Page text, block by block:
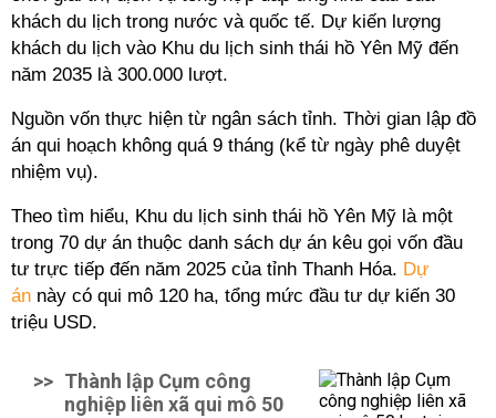
khách du lịch trong nước và quốc tế. Dự kiến lượng
khách du lịch vào Khu du lịch sinh thái hồ Yên Mỹ đến
năm 2035 là 300.000 lượt.
Nguồn vốn thực hiện từ ngân sách tỉnh. Thời gian lập đồ
án qui hoạch không quá 9 tháng (kể từ ngày phê duyệt
nhiệm vụ).
Theo tìm hiểu, Khu du lịch sinh thái hồ Yên Mỹ là một
trong 70 dự án thuộc danh sách dự án kêu gọi vốn đầu
tư trực tiếp đến năm 2025 của tỉnh Thanh Hóa. Dự
án này có qui mô 120 ha, tổng mức đầu tư dự kiến 30
triệu USD.
>> Thành lập Cụm công
nghiệp liên xã qui mô 50